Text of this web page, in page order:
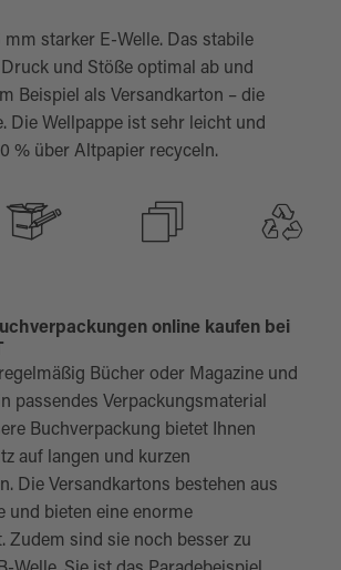
mm starker E-Welle. Das stabile
und Stöße optimal ab und
Beispiel als Versandkarton – die
Die Wellpappe ist sehr leicht und
% über Altpapier recyceln.
online kaufen bei
Bücher oder Magazine und
passendes Verpackungsmaterial
Buchverpackung bietet Ihnen
auf langen und kurzen
Die Versandkartons bestehen aus
und bieten eine enorme
Zudem sind sie noch besser zu